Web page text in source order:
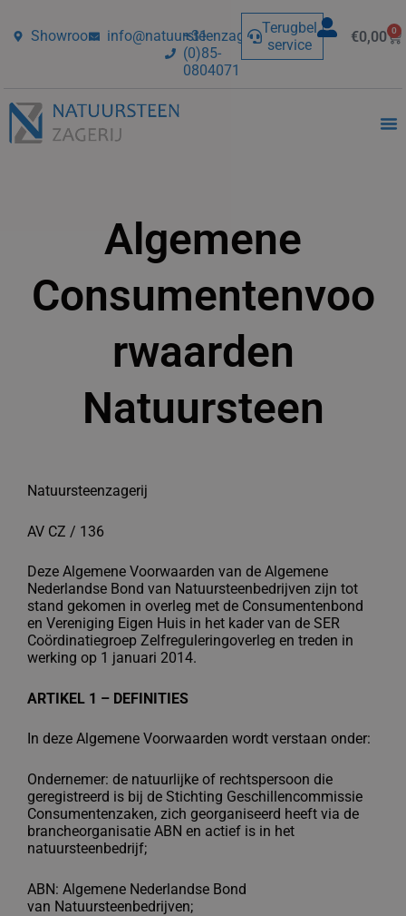
de
Showroom info@natuursteenzagerij.nl
+31-
(0)85-
0804071
Terugbel
service
€0,00 0
Algemene
Consumentenvoo
rwaarden
Natuursteen
Natuursteenzagerij
AV CZ / 136
Deze Algemene Voorwaarden van de Algemene
Nederlandse Bond van Natuursteenbedrijven zijn tot
stand gekomen in overleg met de Consumentenbond
en Vereniging Eigen Huis in het kader van de SER
Coördinatiegroep Zelfreguleringoverleg en treden in
werking op 1 januari 2014.
ARTIKEL 1 – DEFINITIES
In deze Algemene Voorwaarden wordt verstaan onder:
Ondernemer: de natuurlijke of rechtspersoon die
geregistreerd is bij de Stichting Geschillencommissie
Consumentenzaken, zich georganiseerd heeft via de
brancheorganisatie ABN en actief is in het
natuursteenbedrijf;
ABN: Algemene Nederlandse Bond
van Natuursteenbedrijven;